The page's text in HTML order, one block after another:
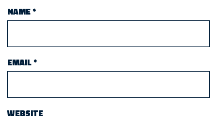
NAME*
EMAIL*
WEBSITE